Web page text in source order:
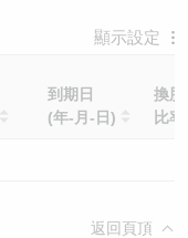
顯示設定
到期日
(年-月-日)
換股
比率
返回頁頂